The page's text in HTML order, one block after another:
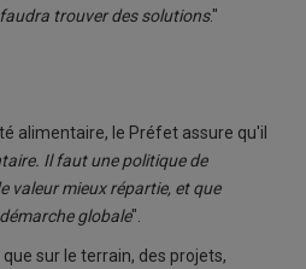
trouver des solutions."
alimentaire, le Préfet assure qu'il
Il faut une politique de
valeur mieux répartie, et que
globale".
sur le terrain, des projets,